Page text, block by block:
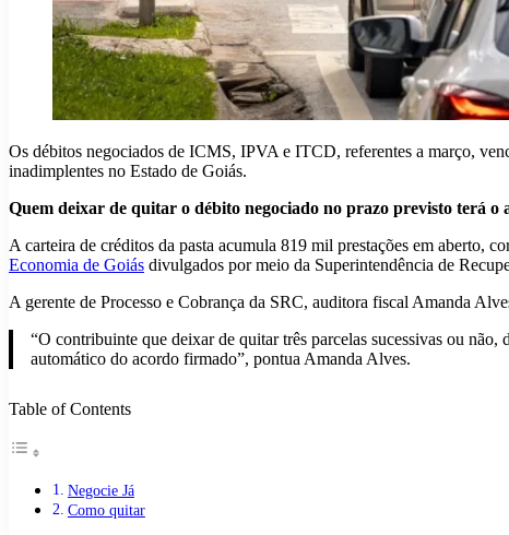
Os débitos negociados de ICMS, IPVA e ITCD, referentes a março,
inadimplentes no Estado de Goiás.
Quem deixar de quitar o débito negociado no prazo previsto terá o
A carteira de créditos da pasta acumula 819 mil prestações em aberto,
Economia de Goiás divulgados por meio da Superintendência de
A gerente de Processo e Cobrança da SRC, auditora fiscal Amanda
“O contribuinte que deixar de quitar três parcelas sucessivas ou
automático do acordo firmado”, pontua Amanda Alves.
Table of Contents
Negocie Já
Como quitar